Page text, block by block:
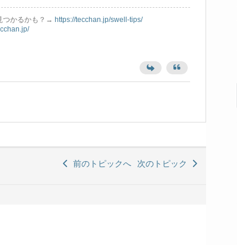
つかるかも？→ https://tecchan.jp/swell-tips/
前のトピックへ 次のトピック